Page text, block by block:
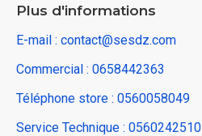
Plus d'informations
E-mail : contact@sesdz.com
Commercial : 0658442363
Téléphone store : 0560058049
Service Technique : 0560242510